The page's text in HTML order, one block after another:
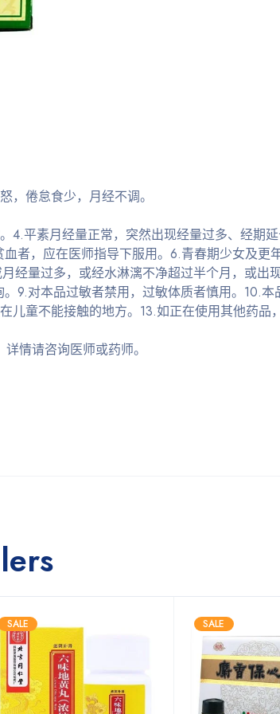
，倦怠食少，月经不调。
4.平素月经量正常，突然出现经量过多、经期
者，应在医师指导下服用。6.青春期少女及更
经量过多，或经水淋漓不净超过半个月，或出
9.对本品过敏者禁用，过敏体质者慎用。10.本
儿童不能接触的地方。13.如正在使用其他药品
情请咨询医师或药师。
SALE SALE